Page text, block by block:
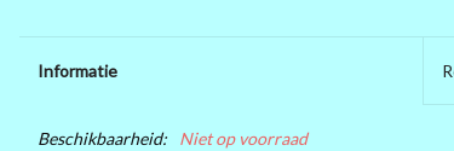
Informatie
Beschikbaarheid: Niet op voorraad